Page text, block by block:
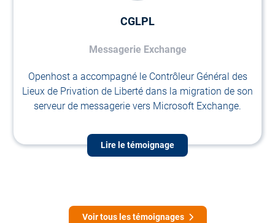
CGLPL
Messagerie Exchange
Openhost a accompagné le Contrôleur Général des
Lieux de Privation de Liberté dans la migration de son
serveur de messagerie vers Microsoft Exchange.
Lire le témoignage
Voir tous les témoignages